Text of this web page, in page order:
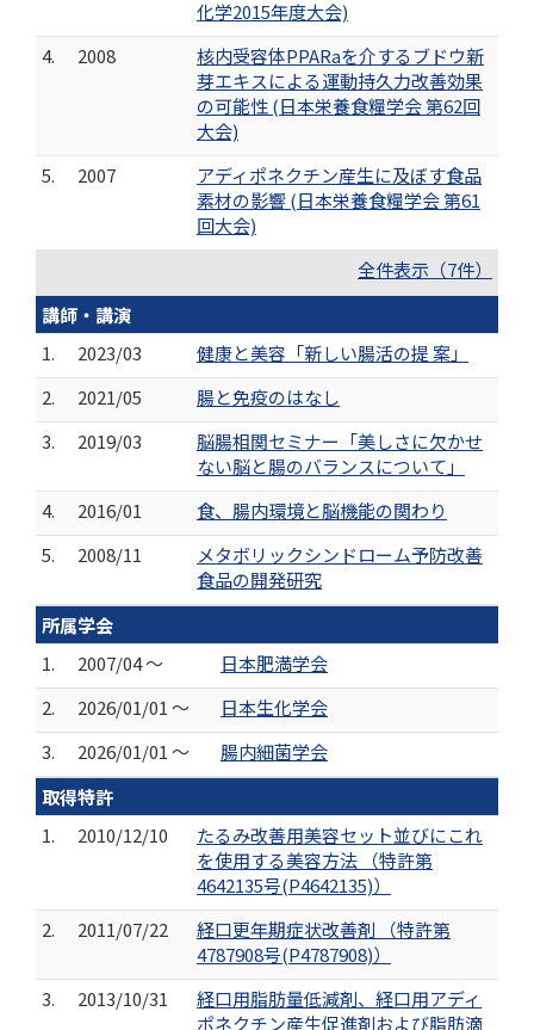
化学2015年度大会)
4.
2008
核内受容体PPARaを介するブドウ新
芽エキスによる運動持久力改善効果
の可能性 (日本栄養食糧学会 第62回
大会)
5.
2007
アディポネクチン産生に及ぼす食品
素材の影響 (日本栄養食糧学会 第61
回大会)
全件表示（7件）
講師・講演
1.
2023/03
健康と美容「新しい腸活の提 案」
2.
2021/05
腸と免疫のはなし
3.
2019/03
脳腸相関セミナー「美しさに欠かせ
ない脳と腸のバランスについて」
4.
2016/01
食、腸内環境と脳機能の関わり
5.
2008/11
メタボリックシンドローム予防改善
食品の開発研究
所属学会
1.
2007/04 ～
日本肥満学会
2.
2026/01/01 ～
日本生化学会
3.
2026/01/01 ～
腸内細菌学会
取得特許
1.
2010/12/10
たるみ改善用美容セット並びにこれ
を使用する美容方法 （特許第
4642135号(P4642135)）
2.
2011/07/22
経口更年期症状改善剤 （特許第
4787908号(P4787908)）
3.
2013/10/31
経口用脂肪量低減剤、経口用アディ
ポネクチン産生促進剤および脂肪滴